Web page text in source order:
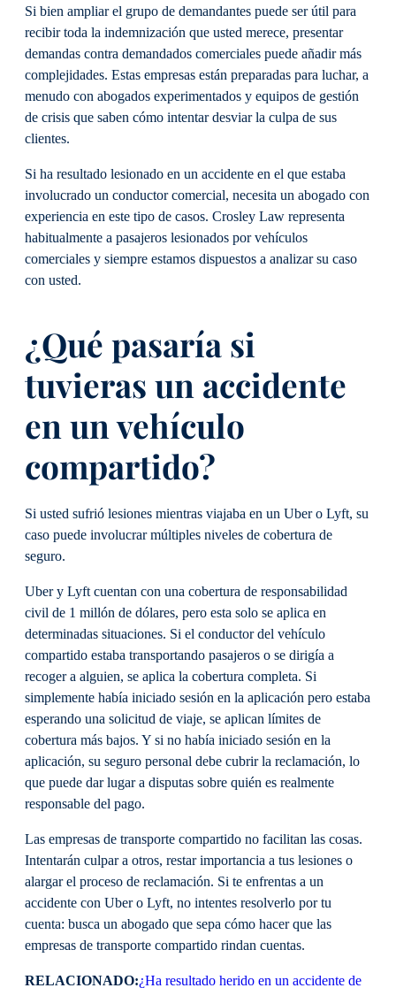
Si bien ampliar el grupo de demandantes puede ser útil para
recibir toda la indemnización que usted merece, presentar
demandas contra demandados comerciales puede añadir más
complejidades. Estas empresas están preparadas para luchar, a
menudo con abogados experimentados y equipos de gestión
de crisis que saben cómo intentar desviar la culpa de sus
clientes.
Si ha resultado lesionado en un accidente en el que estaba
involucrado un conductor comercial, necesita un abogado con
experiencia en este tipo de casos. Crosley Law representa
habitualmente a pasajeros lesionados por vehículos
comerciales y siempre estamos dispuestos a analizar su caso
con usted.
¿Qué pasaría si
tuvieras un accidente
en un vehículo
compartido?
Si usted sufrió lesiones mientras viajaba en un Uber o Lyft, su
caso puede involucrar múltiples niveles de cobertura de
seguro.
Uber y Lyft cuentan con una cobertura de responsabilidad
civil de 1 millón de dólares, pero esta solo se aplica en
determinadas situaciones. Si el conductor del vehículo
compartido estaba transportando pasajeros o se dirigía a
recoger a alguien, se aplica la cobertura completa. Si
simplemente había iniciado sesión en la aplicación pero estaba
esperando una solicitud de viaje, se aplican límites de
cobertura más bajos. Y si no había iniciado sesión en la
aplicación, su seguro personal debe cubrir la reclamación, lo
que puede dar lugar a disputas sobre quién es realmente
responsable del pago.
Las empresas de transporte compartido no facilitan las cosas.
Intentarán culpar a otros, restar importancia a tus lesiones o
alargar el proceso de reclamación. Si te enfrentas a un
accidente con Uber o Lyft, no intentes resolverlo por tu
cuenta: busca un abogado que sepa cómo hacer que las
empresas de transporte compartido rindan cuentas.
RELACIONADO:¿Ha resultado herido en un accidente de